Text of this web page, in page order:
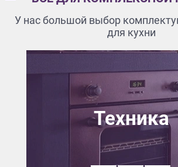
У нас большой выбор
для кухни
Техника